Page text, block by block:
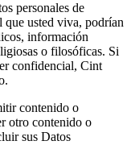
personales de
que usted viva, podrían
información
o filosóficas. Si
confidencial, Cint
contenido o
otro contenido o
sus Datos